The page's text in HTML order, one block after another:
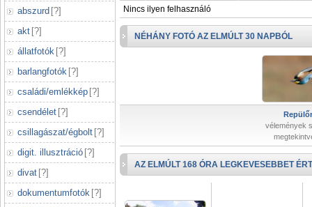
abszurd [?]
akt [?]
állatfotók [?]
barlangfotók [?]
családi/emlékkép [?]
csendélet [?]
csillagászat/égbolt [?]
digit. illusztráció [?]
divat [?]
dokumentumfotók [?]
Nincs ilyen felhasználó
NÉHÁNY FOTÓ AZ ELMÚLT 30 NAPBÓL
vélemények
AZ ELMÚLT 168 ÓRA LEGKEVESEBBET